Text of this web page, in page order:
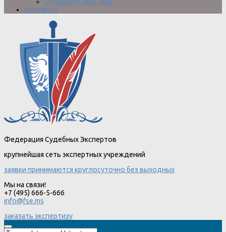
Отзывы от физ. лиц
Контакты
Федерация Судебных Экспертов
крупнейшая сеть экспертных учреждений
заявки принимаются круглосуточно без выходных
Мы на связи!
+7 (495) 666-5-666
info@fse.ms
заказать экспертизу